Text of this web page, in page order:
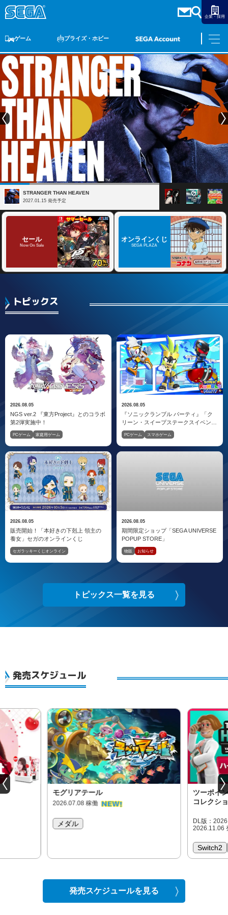
企業・採用
ゲーム
ゲームTOP 家庭用ゲーム PCゲーム スマホゲーム アーケードゲーム
プライズ・ホビー
プライズ トイ S-FIRE セガ ラッキーくじ
セガ ラッキーくじ
オンライン
物販
ゲーム
ゲームTOP
家庭用ゲーム
PCゲーム
アーケードゲーム
プライズ・ホビー
プライズ
セガ ラッキーくじ
セガ ラッキーくじ
アニメ
ダーツ
トピックス
STRANGER THAN HEAVEN
2027.01.15 発売予定
セール
Now On Sale
オンラインくじ
SEGA PLAZA
トピックス
2026.08.05
PCゲーム 家庭用ゲーム
NGS ver.2 『東方Project』とのコラボ
第2弾実施中！
2026.08.05
PCゲーム スマホゲーム
『ソニックランブル パーティ』「ク
リーン・スイープステークスイベン
ト」開催！
2026.08.05
セガラッキーくじオンライン
販売開始！「本好きの下剋上 領主の
養女」セガのオンラインくじ
2026.08.05
物販 お知らせ
期間限定ショップ「SEGA UNIVERSE
POPUP STORE」
トピックス一覧を見る
発売スケジュール
モグリアテール
2026.07.08 稼働
メダル
ツーポイ
コレクシ
DL版：
2026.11.06
Switch2
発売スケジュールを見る